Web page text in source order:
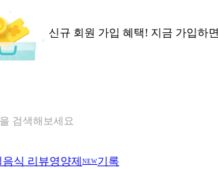
신규 회원 가입 혜택! 지금 가입하면
검색해보세요
음식 리뷰영양제 NEW기록